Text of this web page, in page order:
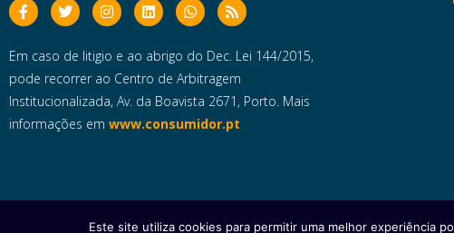
Em caso de litigio e ao abrigo do Dec. Lei 144/2015,
pode recorrer ao Centro de Arbitragem
Institucionalizada, Av. da Boavista 2671, Porto. Mais
informações em www.consumidor.pt
Copyright © 2025 e- Global Notícias em Português | Todos os direitos
Este site utiliza cookies para permitir uma melhor experiência